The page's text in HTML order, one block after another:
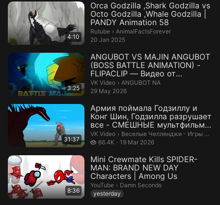
4:10
Orca Godzilla ,Shark Godzilla vs
Octo Godzilla ,Whale Godzilla |
PANDY Animation 58
Rutube › AnimalFactsForever.
AnimalFactsForever
20 Jan 2025
3:25
ANGUBOT VS MAJIN ANGUBOT
(BOSS BATTLE ANIMATION) -
FLIPACLIP — Видео от
ANGUBOT NA
VK Video › ANGUBOT NA.
ANGUBOT NA
29 May 2026
31:37
Армия поймала Годзиллу и
Конг Шин, Годзилла разрушает
все - СМЕШНЫЕ мультфильмы
о Год...
VK Video › Веселые Челленджи - Игры для
Веселые Челленджи - Игры для детей
66.4K
66.4 thousand views
19 Mar 2026
8:36
Mini Crewmate Kills SPIDER-
MAN: BRAND NEW DAY
Characters | Among Us
YouTube › Damn Seconds.
Damn Seconds
yesterday